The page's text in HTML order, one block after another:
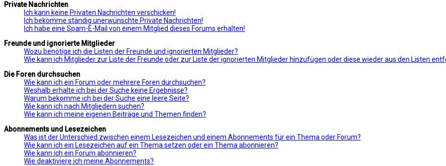
Private Nachrichten
Ich kann keine Privaten Nachrichten verschicken!
Ich bekomme ständig unerwünschte Private Nachrichten!
Ich habe eine Spam-E-Mail von einem Mitglied dieses Forums erhalten!
Freunde und ignorierte Mitglieder
Wozu benötige ich die Listen der Freunde und ignorierten Mitglieder?
Wie kann ich Mitglieder zur Liste der Freunde oder zur Liste der ignorierten Mitglieder hinzufügen oder diese wieder aus den Listen
Die Foren durchsuchen
Wie kann ich ein Forum oder mehrere Foren durchsuchen?
Weshalb erhalte ich bei der Suche keine Ergebnisse?
Warum bekomme ich bei der Suche eine leere Seite?
Wie kann ich nach Mitgliedern suchen?
Wie kann ich meine eigenen Beiträge und Themen finden?
Abonnements und Lesezeichen
Was ist der Unterschied zwischen einem Lesezeichen und einem Abonnements für ein Thema oder Forum?
Wie kann ich ein Lesezeichen auf ein Thema setzen oder ein Thema abonnieren?
Wie kann ich ein Forum abonnieren?
Wie deaktiviere ich meine Abonnements?